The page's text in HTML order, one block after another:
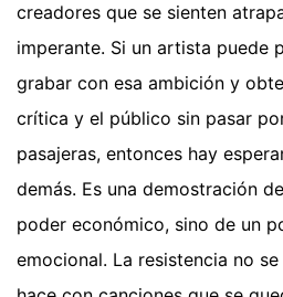
creadores que se sienten
imperante. Si un artista puede
grabar con esa ambición y
crítica y el público sin pasar
pasajeras, entonces hay
demás. Es una demostración
poder económico, sino de un
emocional. La resistencia no